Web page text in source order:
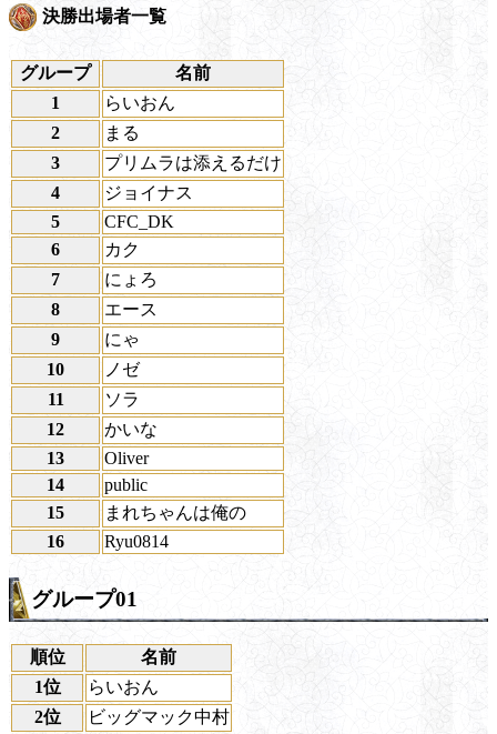
決勝出場者一覧
グループ
名前
1
らいおん
2
まる
3
プリムラは添えるだけ
4
ジョイナス
5
CFC_DK
6
カク
7
にょろ
8
エース
9
にゃ
10
ノゼ
11
ソラ
12
かいな
13
Oliver
14
public
15
まれちゃんは俺の
16
Ryu0814
グループ01
順位
名前
1位
らいおん
2位
ビッグマック中村